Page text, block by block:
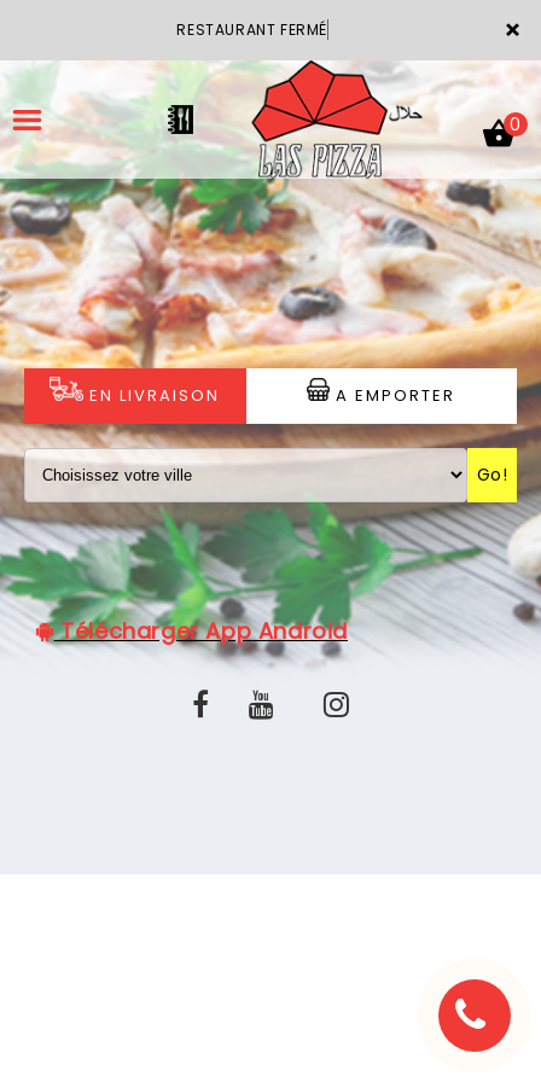
×
RESTAURANT FERMÉ
ACCUEIL
LA CARTE
VOTRE COMPTE
NOTRE RESTAURANT
VOS AVIS
MENTIONS LÉGALES
C.G.V
0
EN LIVRAISON A EMPORTER
Go!
Télécharger App Android